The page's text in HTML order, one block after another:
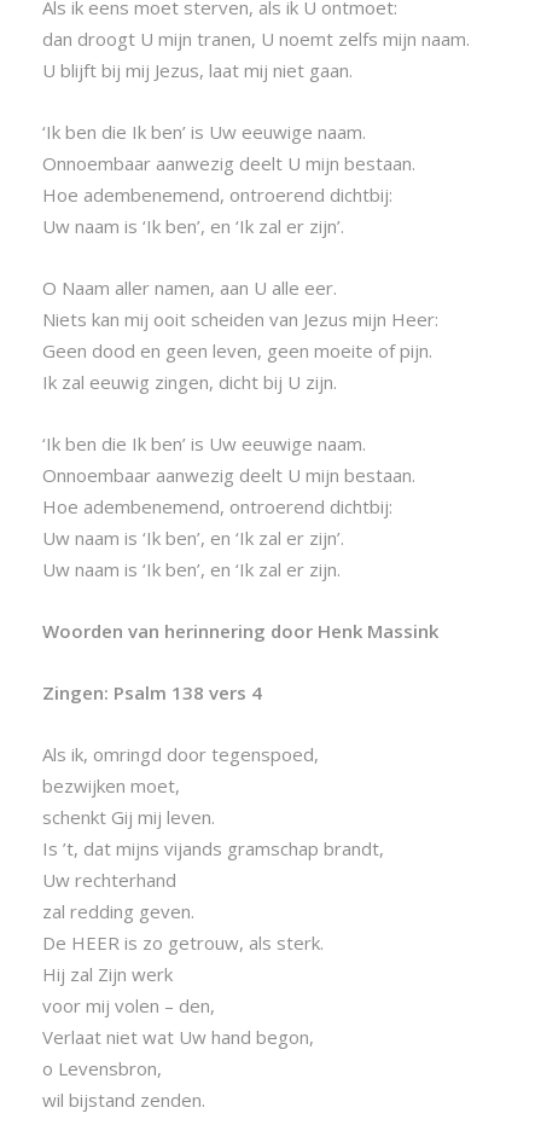
Als ik eens moet sterven, als ik U ontmoet:
dan droogt U mijn tranen, U noemt zelfs mijn naam.
U blijft bij mij Jezus, laat mij niet gaan.
‘Ik ben die Ik ben’ is Uw eeuwige naam.
Onnoembaar aanwezig deelt U mijn bestaan.
Hoe adembenemend, ontroerend dichtbij:
Uw naam is ‘Ik ben’, en ‘Ik zal er zijn’.
O Naam aller namen, aan U alle eer.
Niets kan mij ooit scheiden van Jezus mijn Heer:
Geen dood en geen leven, geen moeite of pijn.
Ik zal eeuwig zingen, dicht bij U zijn.
‘Ik ben die Ik ben’ is Uw eeuwige naam.
Onnoembaar aanwezig deelt U mijn bestaan.
Hoe adembenemend, ontroerend dichtbij:
Uw naam is ‘Ik ben’, en ‘Ik zal er zijn’.
Uw naam is ‘Ik ben’, en ‘Ik zal er zijn.
Woorden van herinnering door Henk Massink
Zingen: Psalm 138 vers 4
Als ik, omringd door tegenspoed,
bezwijken moet,
schenkt Gij mij leven.
Is ’t, dat mijns vijands gramschap brandt,
Uw rechterhand
zal redding geven.
De HEER is zo getrouw, als sterk.
Hij zal Zijn werk
voor mij volen – den,
Verlaat niet wat Uw hand begon,
o Levensbron,
wil bijstand zenden.